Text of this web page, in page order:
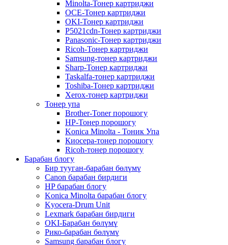
Minolta-Тонер картриджи
OCE-Тонер картриджи
OKI-Тонер картриджи
P5021cdn-Тонер картриджи
Panasonic-Тонер картриджи
Ricoh-Тонер картриджи
Samsung-тонер картриджи
Sharp-Тонер картриджи
Taskalfa-тонер картриджи
Toshiba-Тонер картриджи
Xerox-тонер картриджи
Тонер упа
Brother-Toner порошогу
HP-Тонер порошогу
Konica Minolta - Тоник Упа
Киосера-тонер порошогу
Ricoh-тонер порошогу
Барабан блогу
Бир тууган-барабан бөлүмү
Canon барабан бирдиги
HP барабан блогу
Konica Minolta барабан блогу
Kyocera-Drum Unit
Lexmark барабан бирдиги
OKI-Барабан бөлүмү
Рико-барабан бөлүмү
Samsung барабан блогу